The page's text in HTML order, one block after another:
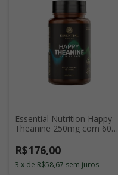
Essential Nutrition Happy
Theanine 250mg com 60
R$176,00
3 x de R$58,67 sem juros